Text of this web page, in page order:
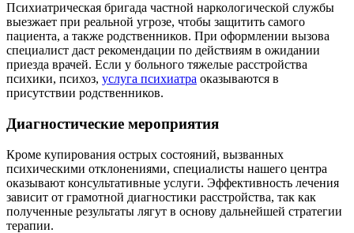
Психиатрическая бригада частной наркологической службы
выезжает при реальной угрозе, чтобы защитить самого
пациента, а также родственников. При оформлении вызова
специалист даст рекомендации по действиям в ожидании
приезда врачей. Если у больного тяжелые расстройства
психики, психоз, услуга психиатра оказываются в
присутствии родственников.
Диагностические мероприятия
Кроме купирования острых состояний, вызванных
психическими отклонениями, специалисты нашего центра
оказывают консультативные услуги. Эффективность лечения
зависит от грамотной диагностики расстройства, так как
полученные результаты лягут в основу дальнейшей стратегии
терапии.